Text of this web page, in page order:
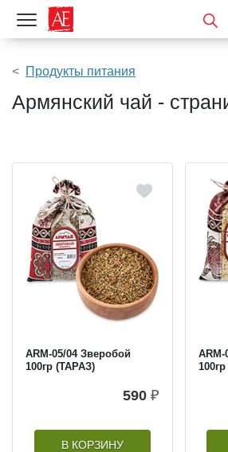
Показать меню
Продукты питания
Армянский чай -
ARM-05/04 Зверобой
100гр (ТАРАЗ)
590 ₽
В КОРЗИНУ
ARM-